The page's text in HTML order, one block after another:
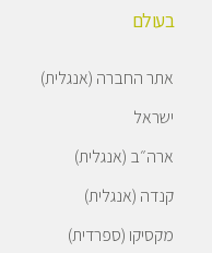
בעולם
אתר החברה (אנגלית)
ישראל
ארה״ב (אנגלית)
קנדה (אנגלית)
מקסיקו (ספרדית)